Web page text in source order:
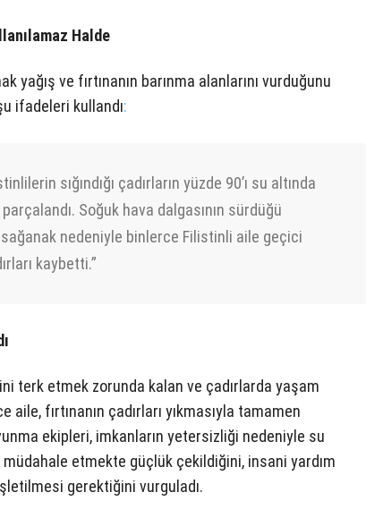
Halde
yağış ve fırtınanın barınma alanlarını vurduğunu
ifadeleri kullandı:
sığındığı çadırların yüzde 90’ı su altında
parçalandı. Soğuk hava dalgasının sürdüğü
sağanak nedeniyle binlerce Filistinli aile geçici
kaybetti.”
terk etmek zorunda kalan ve çadırlarda yaşam
fırtınanın çadırları yıkmasıyla tamamen
ekipleri, imkanların yetersizliği nedeniyle su
müdahale etmekte güçlük çekildiğini, insani yardım
gerektiğini vurguladı.